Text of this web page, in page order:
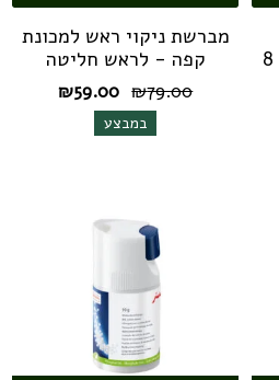
אספרסו לה מרזוקו עובי 8
מברשת ניקוי ראש למכונת
קפה - לראש חליטה
₪79.00
המחיר
המקורי
היה:
₪59.00
במבצע